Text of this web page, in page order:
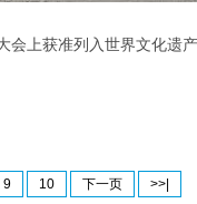
上获准列入世界文化遗产
9 10 下一页 >>|